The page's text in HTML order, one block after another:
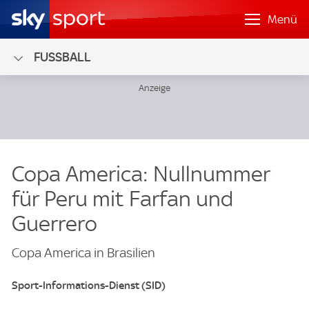
Menü
FUSSBALL
Copa America: Nullnummer
für Peru mit Farfan und
Guerrero
Copa America in Brasilien
Sport-Informations-Dienst (SID)